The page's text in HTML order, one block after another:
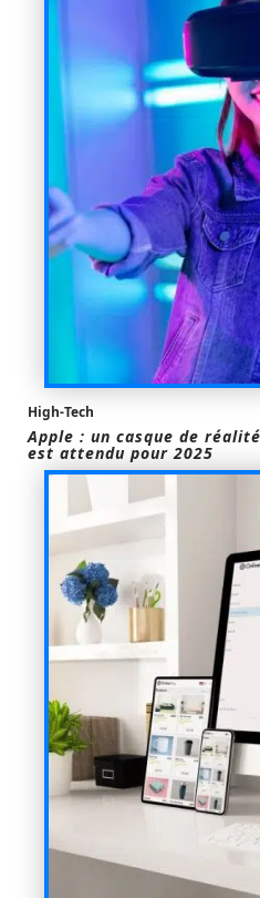
High-Tech
Apple : un casque de
est attendu pour 2025